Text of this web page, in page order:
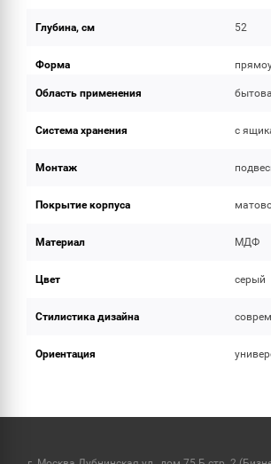
Глубина, см 52
Форма
Область применения
Система хранения с
Монтаж
Покрытие корпуса
Материал МДФ
Цвет серый
Стилистика дизайна
Ориентация